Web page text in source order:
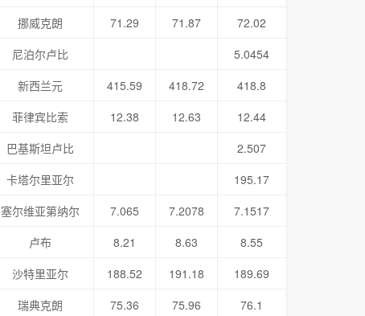
挪威克朗
71.29 71.87
72.02
尼泊尔卢比
5.0454
新西兰元
415.59 418.72
418.8
菲律宾比索
12.38 12.63
12.44
巴基斯坦卢比
2.507
卡塔尔里亚尔
195.17
塞尔维亚第纳尔
7.065 7.2078
7.1517
卢布
8.21 8.63
8.55
沙特里亚尔
188.52 191.18
189.69
瑞典克朗
75.36 75.96
76.1